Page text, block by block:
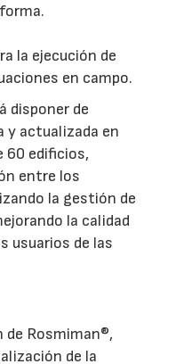
la ejecución de
en campo.
disponer de
y actualizada en
60 edificios,
entre los
la gestión de
la calidad
usuarios de las
de Rosmiman®,
de la